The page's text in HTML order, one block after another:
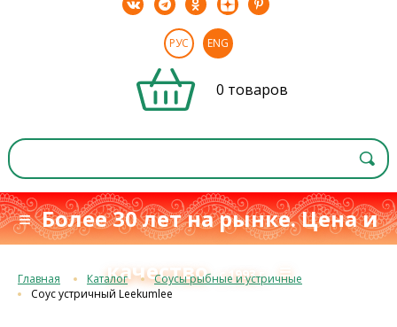
РУС ENG
0 товаров
≡ Более 30 лет на рынке. Цена и
качествос 1993 г.≡
Главная Каталог
Соусы рыбные и устричные
Соус устричный Leekumlee